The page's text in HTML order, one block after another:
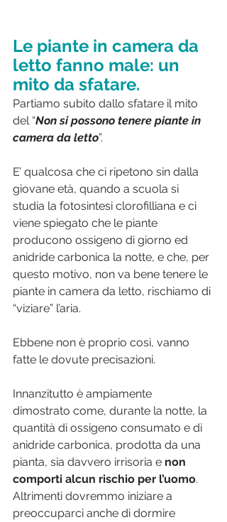
Le piante in camera da
letto fanno male: un
mito da sfatare.
Partiamo subito dallo sfatare il mito
del “Non si possono tenere piante in
camera da letto”.
E’ qualcosa che ci ripetono sin dalla
giovane età, quando a scuola si
studia la fotosintesi clorofilliana e ci
viene spiegato che le piante
producono ossigeno di giorno ed
anidride carbonica la notte, e che, per
questo motivo, non va bene tenere le
piante in camera da letto, rischiamo di
“viziare” l’aria.
Ebbene non è proprio così, vanno
fatte le dovute precisazioni.
Innanzitutto è ampiamente
dimostrato come, durante la notte, la
quantità di ossigeno consumato e di
anidride carbonica, prodotta da una
pianta, sia davvero irrisoria e non
comporti alcun rischio per l’uomo.
Altrimenti dovremmo iniziare a
preoccuparci anche di dormire